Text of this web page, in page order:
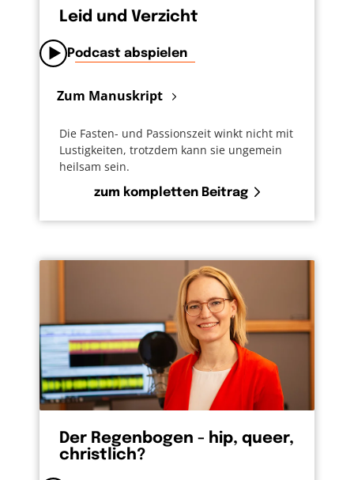
Leid und Verzicht
Podcast abspielen
Zum Manuskript
Die Fasten- und Passionszeit winkt nicht mit
Lustigkeiten, trotzdem kann sie ungemein
heilsam sein.
zum kompletten Beitrag
Der Regenbogen - hip, queer,
christlich?